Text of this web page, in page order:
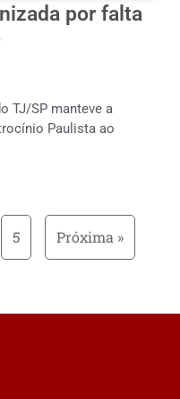
por falta
TJ/SP manteve a
Paulista ao
5 Próxima »